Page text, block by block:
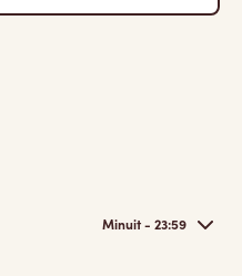
Minuit - 23:59